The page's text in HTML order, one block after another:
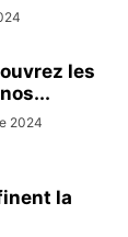
les
2024
la